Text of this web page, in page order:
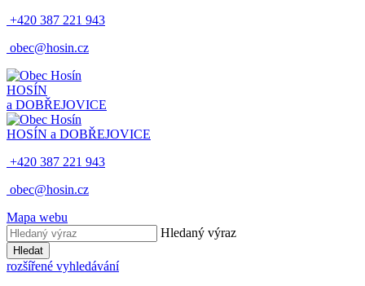
+420 387 221 943
obec@hosin.cz
HOSÍN
a DOBŘEJOVICE
HOSÍN a DOBŘEJOVICE
+420 387 221 943
obec@hosin.cz
Mapa webu
Hledaný výraz
Hledat
rozšířené vyhledávání